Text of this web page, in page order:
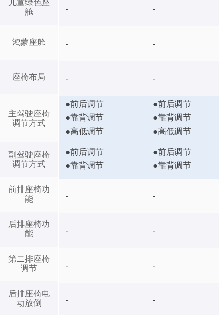
儿童绿色座
舱
鸿蒙座舱
座椅布局
主驾驶座椅
调节方式
副驾驶座椅
调节方式
前排座椅功
能
后排座椅功
能
第二排座椅
调节
后排座椅电
动放倒
- -
- -
- -
●前后调节
●靠背调节
●高低调节
●前后调节
●靠背调节
●高低调节
●前后调节
●靠背调节
●前后调节
●靠背调节
- -
- -
- -
- -